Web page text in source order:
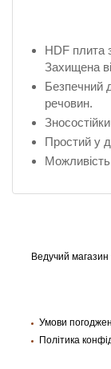
HDF плита
Захищена
Безпечний
речовин.
Простий у
Можливість
Ведучий магазин
Умови
Політика